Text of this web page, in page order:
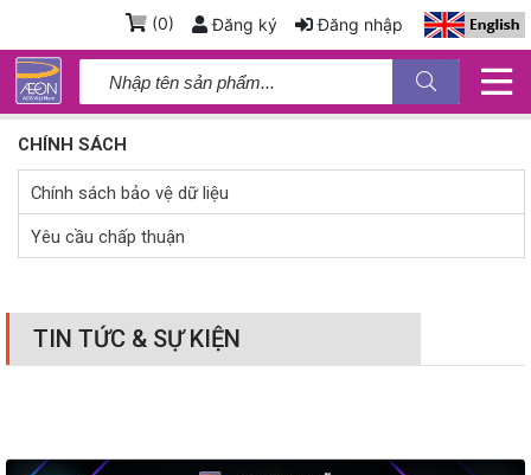
Đăng ký Đăng nhập
(0)
CHÍNH SÁCH
Chính sách bảo vệ dữ liệu
Yêu cầu chấp thuận
TIN TỨC & SỰ KIỆN